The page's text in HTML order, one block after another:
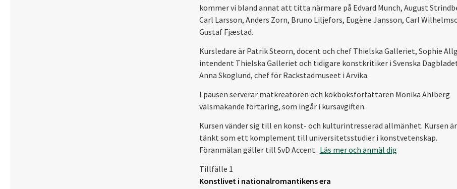
kommer vi bland annat att titta närmare på Edvard Munch, August
Carl Larsson, Anders Zorn, Bruno Liljefors, Eugène Jansson, Carl
Gustaf Fjæstad.
Kursledare är Patrik Steorn, docent och chef Thielska Galleriet, Sophie
intendent Thielska Galleriet och tidigare konstkritiker i Svenska
Anna Skoglund, chef för Rackstadmuseet i Arvika.
I pausen serverar matkreatören och kokboksförfattaren Monika Ahlberg
välsmakande förtäring, som ingår i kursavgiften.
Kursen vänder sig till en konst- och kulturintresserad allmänhet. Kursen
tänkt som ett komplement till universitetsstudier i konstvetenskap.
Föranmälan gäller till SvD Accent. Läs mer och anmäl dig
Tillfälle 1
Konstlivet i nationalromantikens era